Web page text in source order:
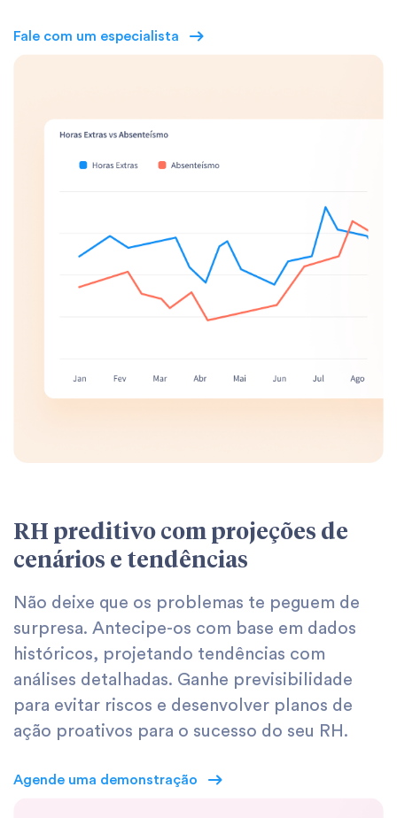
Fale com um especialista
RH preditivo com projeções de
cenários e tendências
Não deixe que os problemas te peguem de
surpresa. Antecipe-os com base em dados
históricos, projetando tendências com
análises detalhadas. Ganhe previsibilidade
para evitar riscos e desenvolver planos de
ação proativos para o sucesso do seu RH.
Agende uma demonstração